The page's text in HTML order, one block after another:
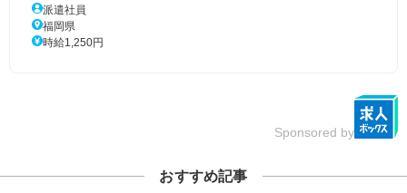
派遣社員
福岡県
時給1,250円
Sponsored by
おすすめ記事